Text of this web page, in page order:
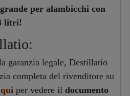
per alambicchi con
litri!
garanzia legale, Destillatio
completa del rivenditore su
quiper vedere il documento